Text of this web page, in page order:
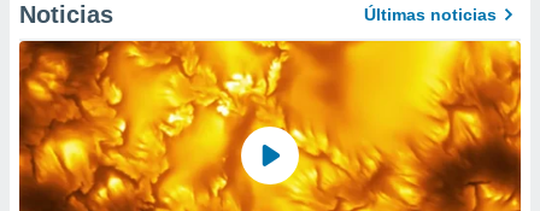
Noticias Últimas noticias